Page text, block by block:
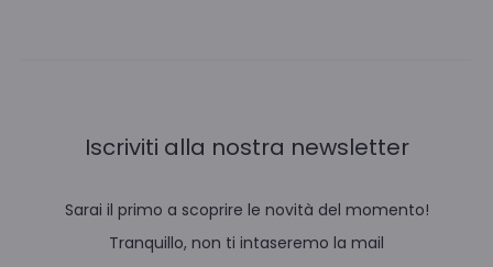
Iscriviti alla nostra newsletter
Sarai il primo a scoprire le novità del momento!
Tranquillo, non ti intaseremo la mail